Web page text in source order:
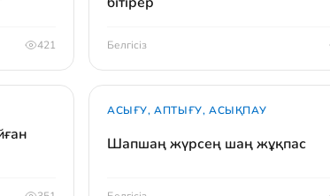
421 Белгісіз
АСЫҒУ, АПТЫҒУ, АСЫҚПАУ
Шапшаң жүрсең шаң жұқпас